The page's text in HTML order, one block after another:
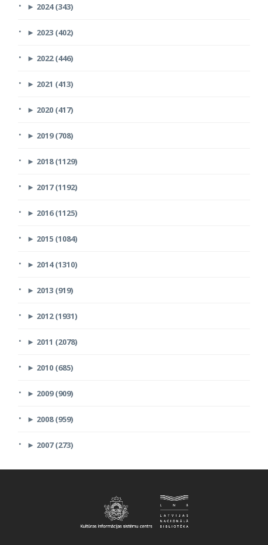
► 2024 (343)
► 2023 (402)
► 2022 (446)
► 2021 (413)
► 2020 (417)
► 2019 (708)
► 2018 (1129)
► 2017 (1192)
► 2016 (1125)
► 2015 (1084)
► 2014 (1310)
► 2013 (919)
► 2012 (1931)
► 2011 (2078)
► 2010 (685)
► 2009 (909)
► 2008 (959)
► 2007 (273)